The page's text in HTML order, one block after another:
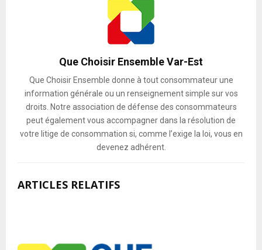
Que Choisir Ensemble Var-Est
Que Choisir Ensemble donne à tout consommateur une
information générale ou un renseignement simple sur vos
droits. Notre association de défense des consommateurs
peut également vous accompagner dans la résolution de
votre litige de consommation si, comme l’exige la loi, vous en
devenez adhérent.
ARTICLES RELATIFS